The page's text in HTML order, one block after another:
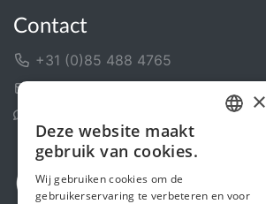
Contact
+31 (0)85 488 4765
ENGLISH
×
Deze website maakt
gebruik van cookies.
Wij gebruiken cookies om de
gebruikerservaring te verbeteren en voor